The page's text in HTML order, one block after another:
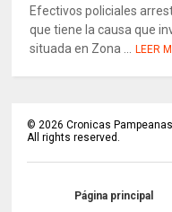
Efectivos policiales
que tiene la causa que
situada en Zona ... LEER
©2026 Cronicas Pampeanas
All rights reserved.
Página principal